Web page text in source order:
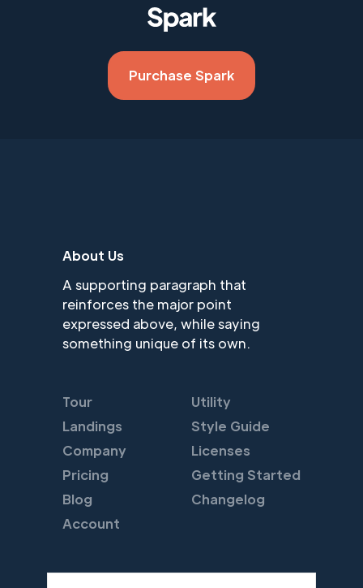
Purchase Spark
About Us
A supporting paragraph that
reinforces the major point
expressed above, while saying
something unique of its own.
Tour
Landings
Company
Pricing
Blog
Account
Utility
Style Guide
Licenses
Getting Started
Changelog